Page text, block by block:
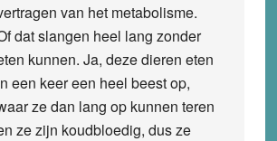
van het metabolisme.
dat slangen heel lang zonder
kunnen. Ja, deze dieren eten
een keer een heel beest op,
ze dan lang op kunnen teren
ze zijn koudbloedig, dus ze